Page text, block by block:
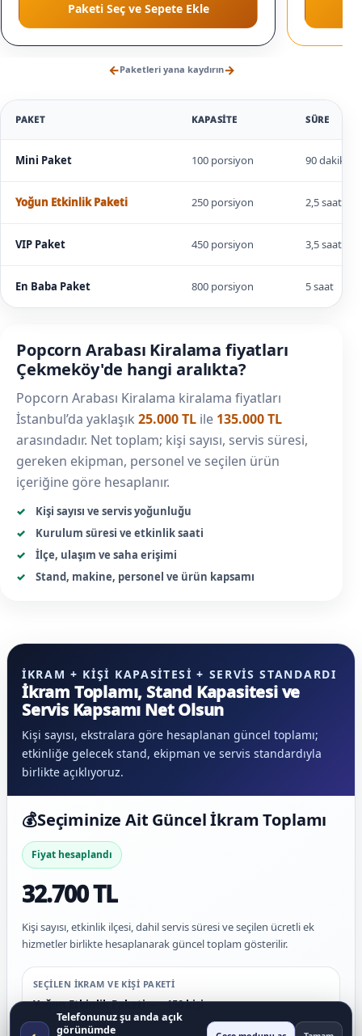
Paketi Seç ve Sepete Ekle
←Paketleri yana kaydırın→
PAKET KAPASITE SÜRE
Mini Paket 100 porsiyon 90 dakika
Yoğun Etkinlik Paketi 250 porsiyon 2,5 saat
VIP Paket 450 porsiyon 3,5 saat
En Baba Paket 800 porsiyon 5 saat
Popcorn Arabası Kiralama fiyatları
Çekmeköy'de hangi aralıkta?
Popcorn Arabası Kiralama kiralama fiyatları
İstanbul’da yaklaşık 25.000 TL ile 135.000 TL
arasındadır. Net toplam; kişi sayısı, servis süresi,
gereken ekipman, personel ve seçilen ürün
içeriğine göre hesaplanır.
Kişi sayısı ve servis yoğunluğu
Kurulum süresi ve etkinlik saati
İlçe, ulaşım ve saha erişimi
Stand, makine, personel ve ürün kapsamı
İKRAM + KIŞI KAPASITESI + SERVIS STANDARDI
İkram Toplamı, Stand Kapasitesi ve
Servis Kapsamı Net Olsun
Kişi sayısı, ekstralara göre hesaplanan güncel toplamı;
etkinliğe gelecek stand, ekipman ve servis standardıyla
birlikte açıklıyoruz.
💰Seçiminize Ait Güncel İkram Toplamı
Fiyat hesaplandı
32.700 TL
Kişi sayısı, etkinlik ilçesi, dahil servis süresi ve seçilen ücretli ek
hizmetler birlikte hesaplanarak güncel toplam gösterilir.
SEÇILEN IKRAM VE KIŞI PAKETI
Yoğun Etkinlik Paketi — · 150 kişi
Telefonunuz şu anda açık
görünümde